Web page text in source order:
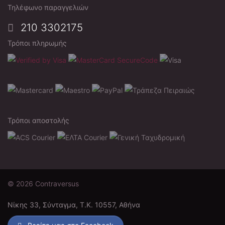
Τηλέφωνο παραγγελιών
210 3302175
Τρόποι πληρωμής
Τρόποι αποστολής
© 2026 Contraversus
Νίκης 33, Σύνταγμα, Τ.Κ. 10557, Αθήνα